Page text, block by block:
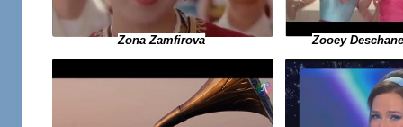
Zona Zamfirova Zooey